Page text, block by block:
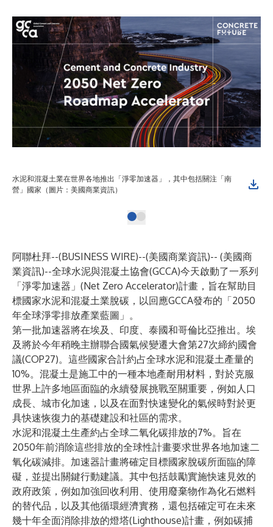
水泥和混凝土業在世界各地推出「淨零加速器」，其中包括關注「南
營」國家（圖片：美國商業資訊）
阿聯杜拜--(BUSINESS WIRE)--(美國商業資訊)-- (美國商
業資訊)--全球水泥與混凝土協會(GCCA)今天啟動了一系列
「淨零加速器」(Net Zero Accelerator)計畫，旨在幫助目
標國家水泥和混凝土業脫碳，以回應GCCA發布的「2050
年全球淨零排放產業藍圖」。
第一批加速器將在埃及、印度、泰國和哥倫比亞推出。埃
及將於今年稍晚主辦聯合國氣候變遷大會第27次締約國會
議(COP27)。這些國家合計約占全球水泥和混凝土產量的
10%。混凝土是施工中的一種本地產耐用材料，對於克服
世界上許多地區面臨的永續發展挑戰至關重要，例如人口
成長、城市化加速，以及在面對快速變化的氣候時對於更
具快速恢復力的基礎建設和社區的需求。
水泥和混凝土生產約占全球二氧化碳排放的7%。旨在
2050年前消除這些排放的全球性計畫要求世界各地加速二
氧化碳減排。加速器計畫將確定目標國家脫碳所面臨的障
礙，並提出關鍵行動建議。其中包括鼓勵實施快速見效的
政府政策，例如加強回收利用、使用廢棄物作為化石燃料
的替代品，以及其他循環經濟實務，還包括確定可在未來
幾十年全面消除排放的燈塔(Lighthouse)計畫，例如碳捕